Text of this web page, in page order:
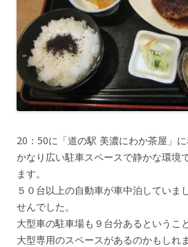
20：50に「道の駅 美濃にわか茶屋」に
かなり広い駐車スペースで静かな環境
ます。
５０台以上の自動車が車中泊していま
せんでした。
大型車の駐車場も９台分あるというこ
大型専用のスペースがあるのかもしれ